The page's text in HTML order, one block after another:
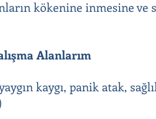
kökenine inmesine ve
Alanlarım
kaygı, panik atak,